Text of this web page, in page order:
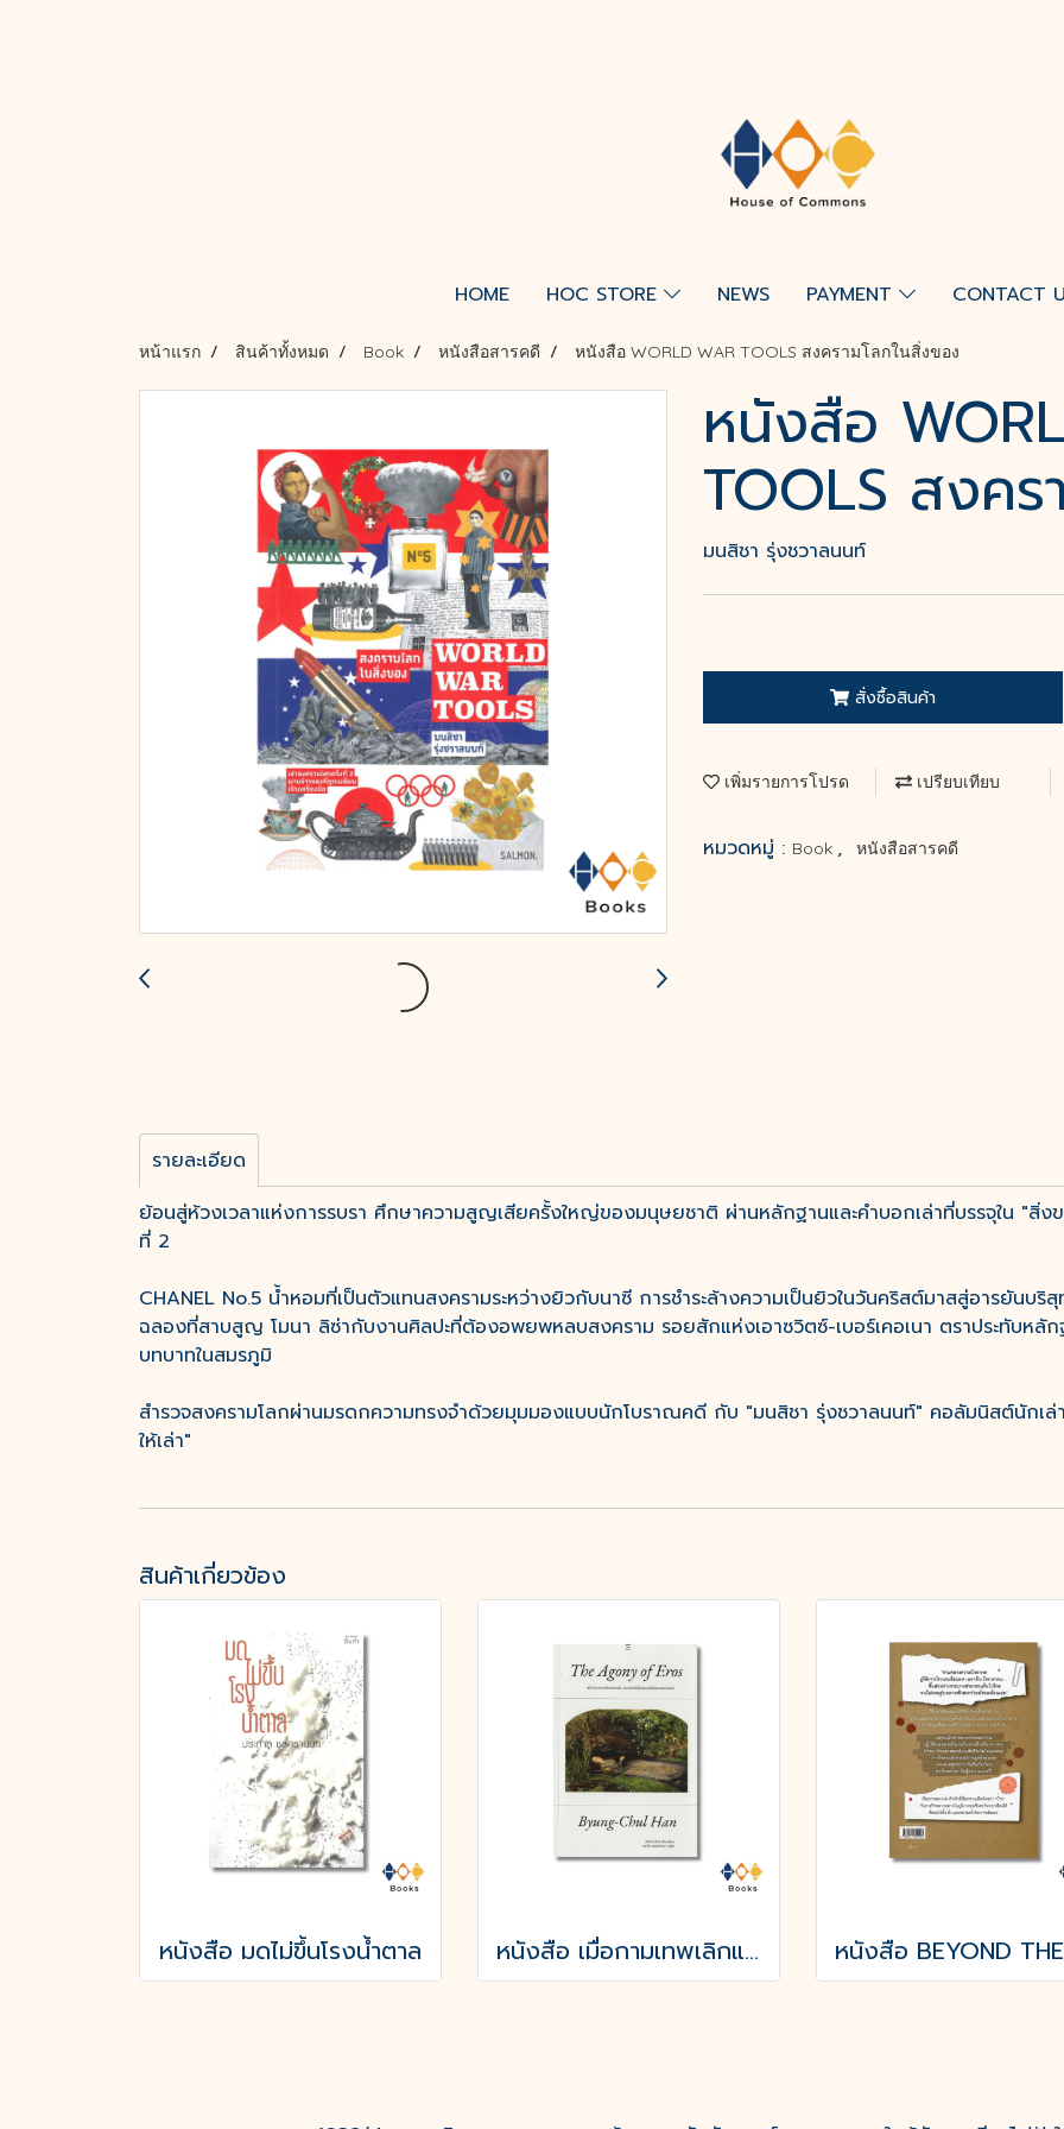
HOME HOC STORE NEWS PAYMENT CONTACT
หน้าแรก สินค้าทั้งหมด Book หนังสือสารคดี หนังสือ WORLD WAR TOOLS สงครามโลกในสิ่งของ
หนังสือ
TOOLS สงคร
มนสิชา รุ่งชวาลนนท์
สั่งซื้อสินค้า
เพิ่มรายการโปรด เปรียบเทียบ
หมวดหมู่ : Book , หนังสือสารคดี
รายละเอียด
ย้อนสู่ห้วงเวลาแห่งการรบรา ศึกษาความสูญเสียครั้งใหญ่ของมนุษยชาติ ผ่านหลักฐานและคำบอกเล่าที่บรรจุใน "สิ่
ที่ 2
CHANEL No.5 น้ำหอมที่เป็นตัวแทนสงครามระหว่างยิวกับนาซี การชำระล้างความเป็นยิวในวันคริสต์มาสสู่อารยันบริ
ฉลองที่สาบสูญ โมนา ลิซ่ากับงานศิลปะที่ต้องอพยพหลบสงคราม รอยสักแห่งเอาซวิตซ์-เบอร์เคอเนา ตราประทับหลั
บทบาทในสมรภูมิ
สำรวจสงครามโลกผ่านมรดกความทรงจำด้วยมุมมองแบบนักโบราณคดี กับ "มนสิชา รุ่งชวาลนนท์" คอลัมนิสต์นักเล่
ให้เล่า"
สินค้าเกี่ยวข้อง
หนังสือ มดไม่ขึ้นโรงน้ำตาล หนังสือ เมื่อกามเทพเลิกแผลงศร (The Agony of Eros)